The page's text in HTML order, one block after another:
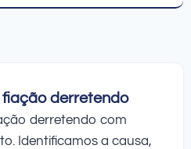
derretendo
derretendo com
Identificamos a causa,